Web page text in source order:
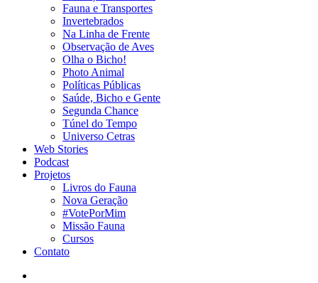
Fauna e Transportes
Invertebrados
Na Linha de Frente
Observação de Aves
Olha o Bicho!
Photo Animal
Políticas Públicas
Saúde, Bicho e Gente
Segunda Chance
Túnel do Tempo
Universo Cetras
Web Stories
Podcast
Projetos
Livros do Fauna
Nova Geração
#VotePorMim
Missão Fauna
Cursos
Contato